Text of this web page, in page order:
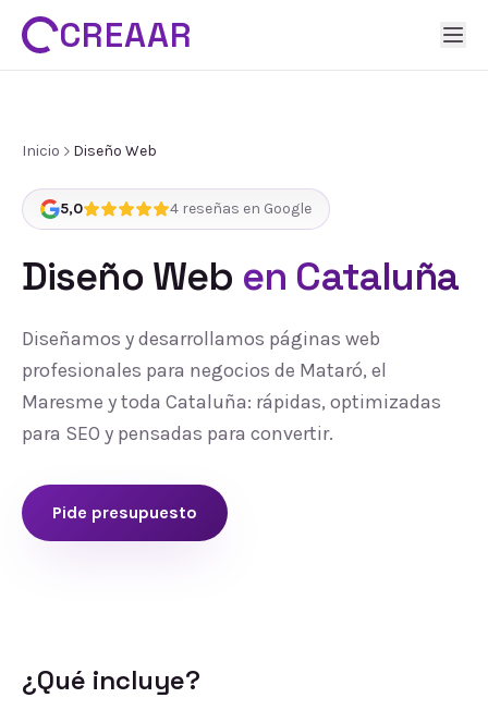
CREAAR
Inicio Diseño Web
5,0 4 reseñas en Google
Diseño Web en Cataluña
Diseñamos y desarrollamos páginas web
profesionales para negocios de Mataró, el
Maresme y toda Cataluña: rápidas, optimizadas
para SEO y pensadas para convertir.
Pide presupuesto
¿Qué incluye?